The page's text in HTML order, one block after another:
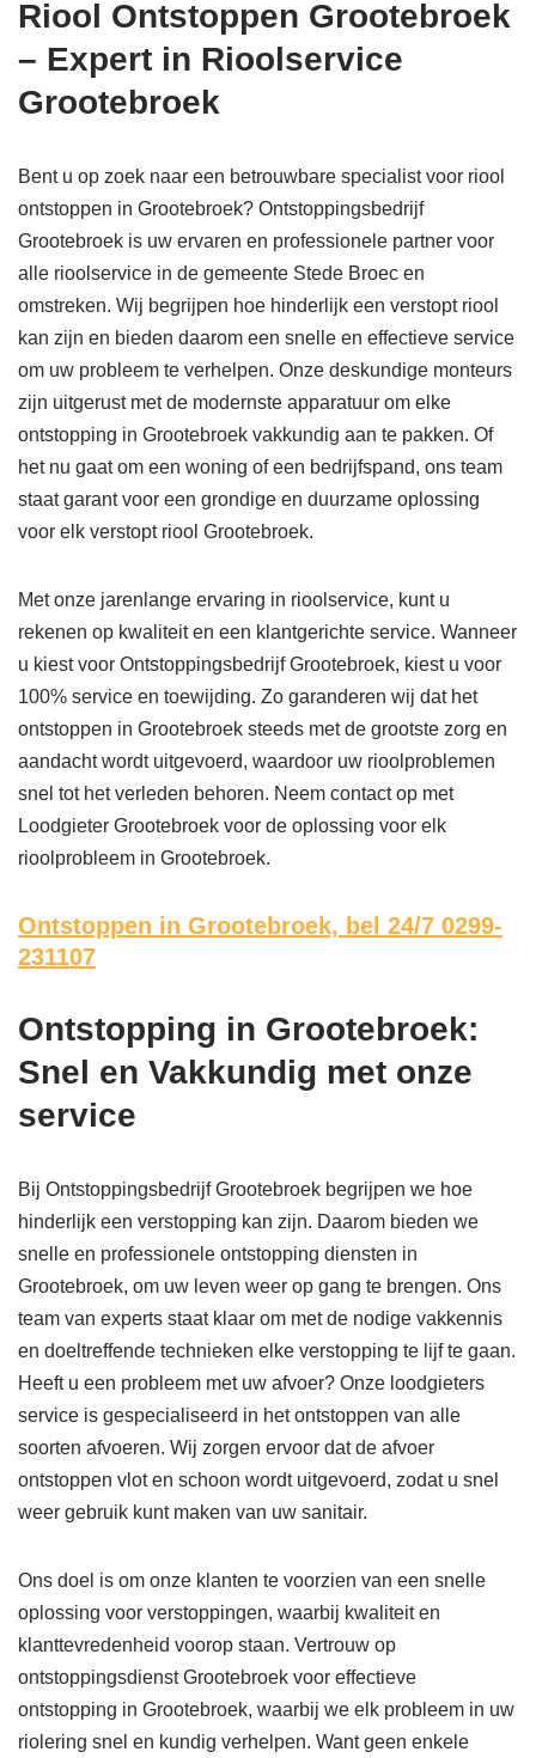
Riool Ontstoppen Grootebroek
– Expert in Rioolservice
Grootebroek
Bent u op zoek naar een betrouwbare specialist voor riool
ontstoppen in Grootebroek? Ontstoppingsbedrijf
Grootebroek is uw ervaren en professionele partner voor
alle rioolservice in de gemeente Stede Broec en
omstreken. Wij begrijpen hoe hinderlijk een verstopt riool
kan zijn en bieden daarom een snelle en effectieve service
om uw probleem te verhelpen. Onze deskundige monteurs
zijn uitgerust met de modernste apparatuur om elke
ontstopping in Grootebroek vakkundig aan te pakken. Of
het nu gaat om een woning of een bedrijfspand, ons team
staat garant voor een grondige en duurzame oplossing
voor elk verstopt riool Grootebroek.
Met onze jarenlange ervaring in rioolservice, kunt u
rekenen op kwaliteit en een klantgerichte service. Wanneer
u kiest voor Ontstoppingsbedrijf Grootebroek, kiest u voor
100% service en toewijding. Zo garanderen wij dat het
ontstoppen in Grootebroek steeds met de grootste zorg en
aandacht wordt uitgevoerd, waardoor uw rioolproblemen
snel tot het verleden behoren. Neem contact op met
Loodgieter Grootebroek voor de oplossing voor elk
rioolprobleem in Grootebroek.
Ontstoppen in Grootebroek, bel 24/7 0299-
231107
Ontstopping in Grootebroek:
Snel en Vakkundig met onze
service
Bij Ontstoppingsbedrijf Grootebroek begrijpen we hoe
hinderlijk een verstopping kan zijn. Daarom bieden we
snelle en professionele ontstopping diensten in
Grootebroek, om uw leven weer op gang te brengen. Ons
team van experts staat klaar om met de nodige vakkennis
en doeltreffende technieken elke verstopping te lijf te gaan.
Heeft u een probleem met uw afvoer? Onze loodgieters
service is gespecialiseerd in het ontstoppen van alle
soorten afvoeren. Wij zorgen ervoor dat de afvoer
ontstoppen vlot en schoon wordt uitgevoerd, zodat u snel
weer gebruik kunt maken van uw sanitair.
Ons doel is om onze klanten te voorzien van een snelle
oplossing voor verstoppingen, waarbij kwaliteit en
klanttevredenheid voorop staan. Vertrouw op
ontstoppingsdienst Grootebroek voor effectieve
ontstopping in Grootebroek, waarbij we elk probleem in uw
riolering snel en kundig verhelpen. Want geen enkele